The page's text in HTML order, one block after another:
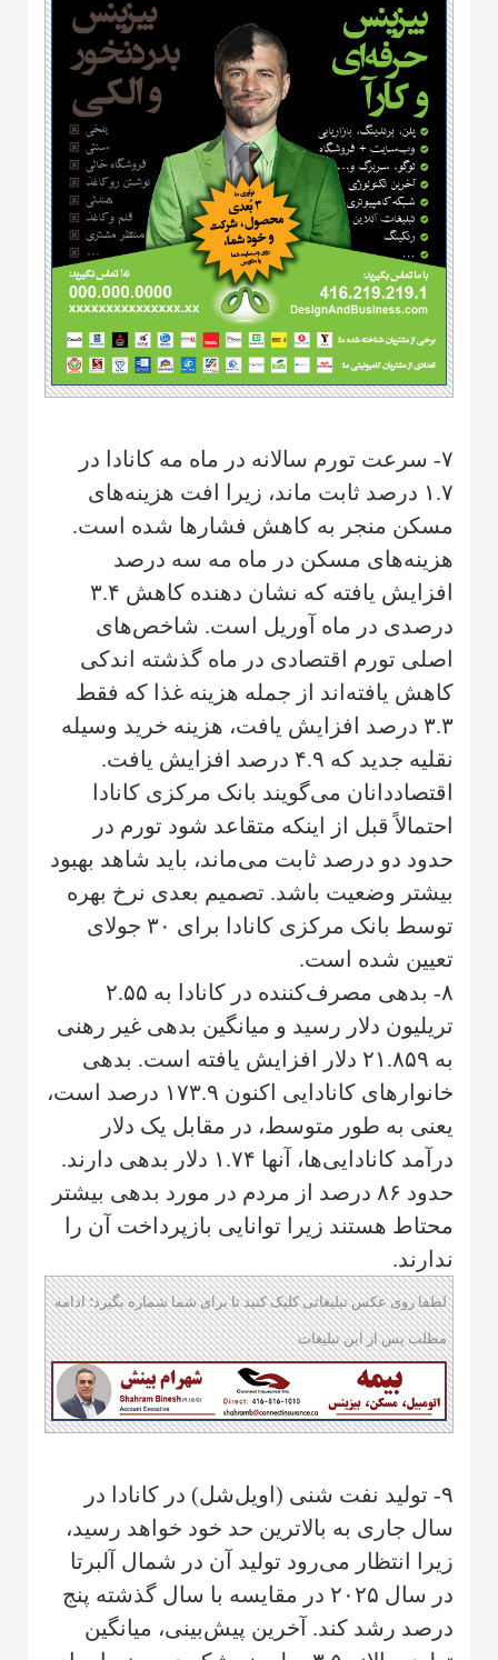
۷- سرعت تورم سالانه در ماه مه کانادا در
۱.۷ درصد ثابت ماند، زیرا افت هزینه‌های
مسکن منجر به کاهش فشارها شده است.
هزینه‌های مسکن در ماه مه سه درصد
افزایش یافته که نشان دهنده کاهش ۳.۴
درصدی در ماه آوریل است. شاخص‌های
اصلی تورم اقتصادی در ماه گذشته اندکی
کاهش یافته‌اند از جمله هزینه غذا که فقط
۳.۳ درصد افزایش یافت، هزینه خرید وسیله
نقلیه جدید که ۴.۹ درصد افزایش یافت.
اقتصاددانان می‌گویند بانک مرکزی کانادا
احتمالاً قبل از اینکه متقاعد شود تورم در
حدود دو درصد ثابت می‌ماند، باید شاهد بهبود
بیشتر وضعیت باشد. تصمیم بعدی نرخ بهره
توسط بانک مرکزی کانادا برای ۳۰ جولای
تعیین شده است.
۸- بدهی مصرف‌کننده در کانادا به ۲.۵۵
تریلیون دلار رسید و میانگین بدهی غیر رهنی
به ۲۱.۸۵۹ دلار افزایش یافته است. بدهی
خانوارهای کانادایی اکنون ۱۷۳.۹ درصد است،
یعنی به طور متوسط، در مقابل یک دلار
درآمد کانادایی‌ها، آنها ۱.۷۴ دلار بدهی دارند.
حدود ۸۶ درصد از مردم در مورد بدهی بیشتر
محتاط هستند زیرا توانایی بازپرداخت آن را
ندارند.
لطفا روی عکس تبلیغاتی کلیک کنید تا برای شما شماره بگیرد؛ ادامه
مطلب پس از این تبلیغات
۹- تولید نفت شنی (اویل‌شل) در کانادا در
سال جاری به بالاترین حد خود خواهد رسید،
زیرا انتظار می‌رود تولید آن در شمال آلبرتا
در سال ۲۰۲۵ در مقایسه با سال گذشته پنج
درصد رشد کند. آخرین پیش‌بینی، میانگین